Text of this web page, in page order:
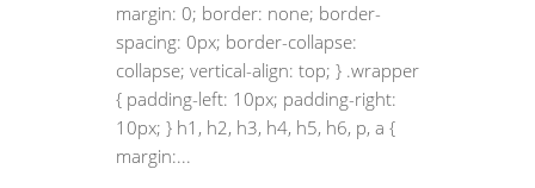
margin: 0; border: none; border-
spacing: 0px; border-collapse:
collapse; vertical-align: top; } .wrapper
{ padding-left: 10px; padding-right:
10px; } h1, h2, h3, h4, h5, h6, p, a {
margin:...